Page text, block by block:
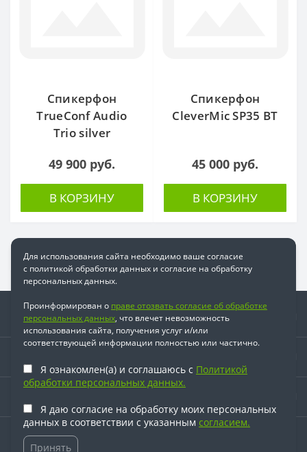
Спикерфон
TrueConf Audio
Trio silver
49 900 руб.
В КОРЗИНУ
Спикерфон
CleverMic SP35 BT
45 000 руб.
В КОРЗИНУ
Для использования сайта необходимо ваше согласие
с политикой обработки данных и согласие на обработку
персональных данных.
Проинформирован о праве отозвать согласие об обработке
персональных данных, что влечет невозможность
использования сайта, получения услуг и/или
соответствующей информации полностью или частично.
Я ознакомлен(а) и соглашаюсь с Политикой
обработки персональных данных.
Я даю согласие на обработку моих персональных
данных в соответствии с указанным согласием.
Принять
Информация